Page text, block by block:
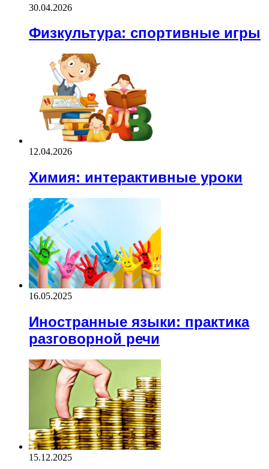
30.04.2026
Физкультура: спортивные игры
12.04.2026
Химия: интерактивные уроки
16.05.2025
Иностранные языки: практика
разговорной речи
15.12.2025